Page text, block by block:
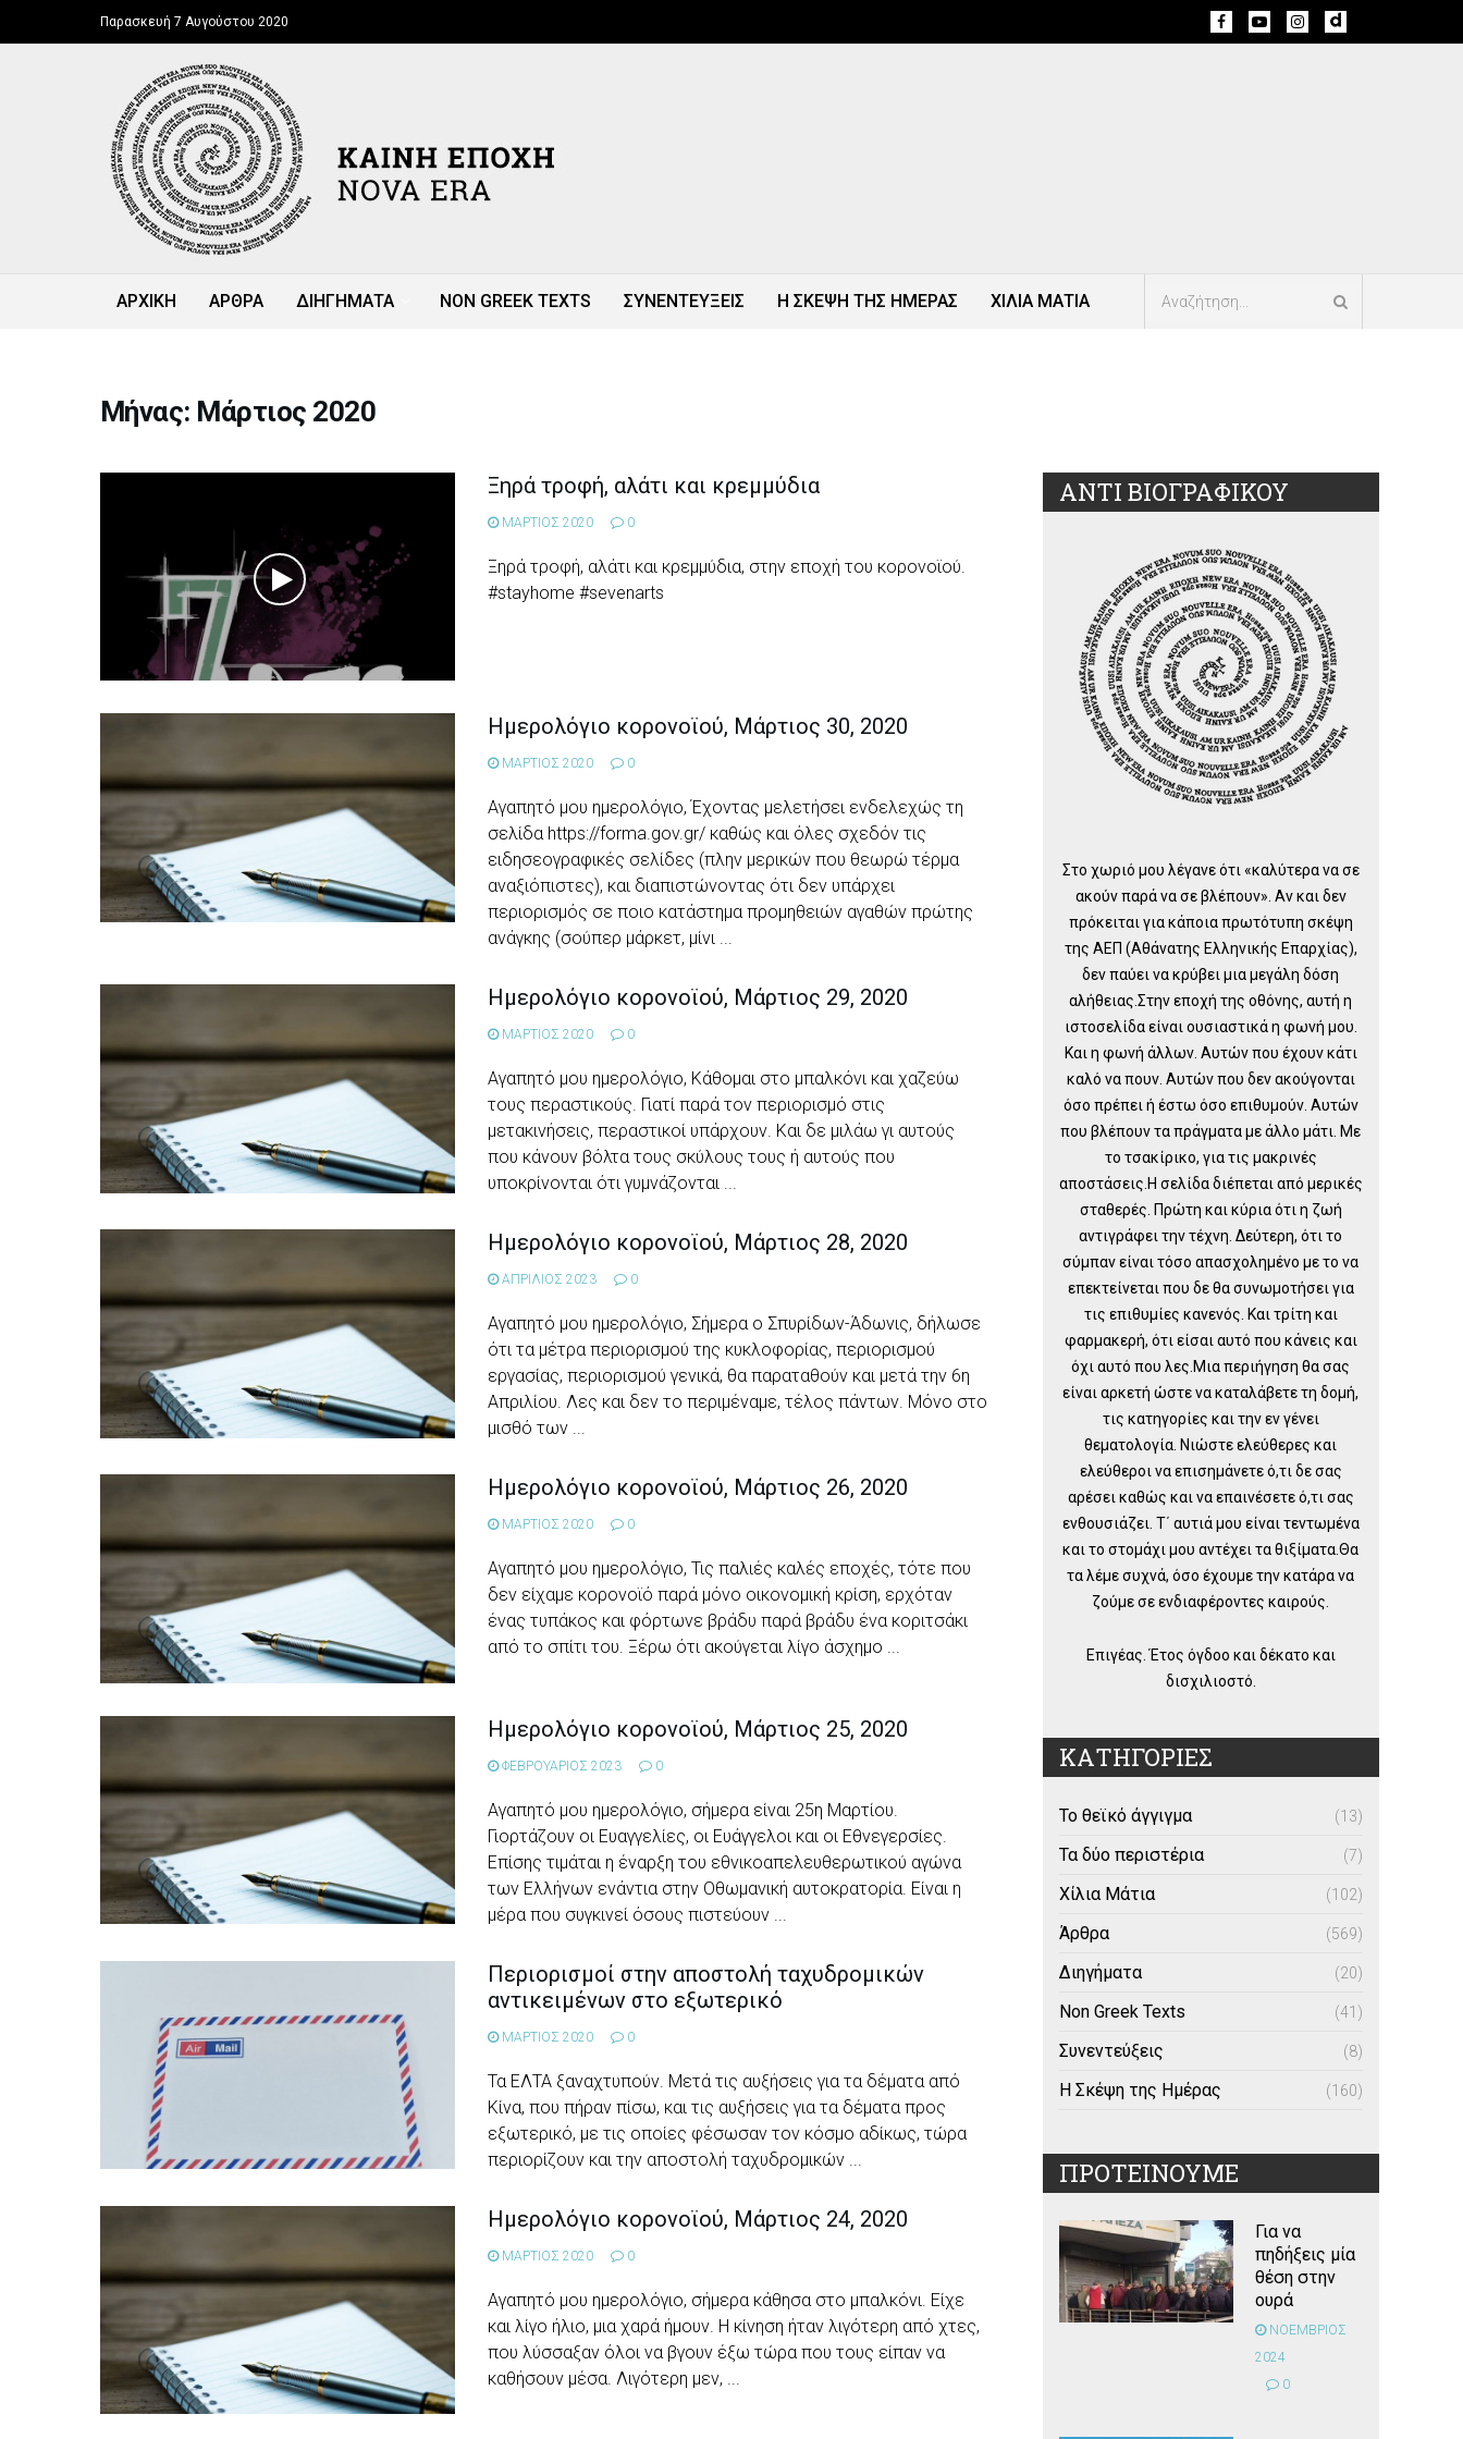
Παρασκευή 7 Αυγούστου 2020
ΑΡΧΙΚΗ ΑΡΘΡΑ ΔΙΗΓΗΜΑΤΑ NON GREEK TEXTS ΣΥΝΕΝΤΕΥΞΕΙΣ Η ΣΚΕΨΗ ΤΗΣ ΗΜΕΡΑΣ ΧΙΛΙΑ ΜΑΤΙΑ
Μήνας: Μάρτιος 2020
Ξηρά τροφή, αλάτι και κρεμμύδια
ΜΑΡΤΙΟΣ 2020 0
Ξηρά τροφή, αλάτι και κρεμμύδια, στην εποχή του κορονοϊού.
#stayhome #sevenarts
Ημερολόγιο κορονοϊού, Μάρτιος 30, 2020
ΜΑΡΤΙΟΣ 2020 0
Αγαπητό μου ημερολόγιο, Έχοντας μελετήσει ενδελεχώς τη
σελίδα https://forma.gov.gr/ καθώς και όλες σχεδόν τις
ειδησεογραφικές σελίδες (πλην μερικών που θεωρώ τέρμα
αναξιόπιστες), και διαπιστώνοντας ότι δεν υπάρχει
περιορισμός σε ποιο κατάστημα προμηθειών αγαθών πρώτης
ανάγκης (σούπερ μάρκετ, μίνι ...
Ημερολόγιο κορονοϊού, Μάρτιος 29, 2020
ΜΑΡΤΙΟΣ 2020 0
Αγαπητό μου ημερολόγιο, Κάθομαι στο μπαλκόνι και χαζεύω
τους περαστικούς. Γιατί παρά τον περιορισμό στις
μετακινήσεις, περαστικοί υπάρχουν. Και δε μιλάω γι αυτούς
που κάνουν βόλτα τους σκύλους τους ή αυτούς που
υποκρίνονται ότι γυμνάζονται ...
Ημερολόγιο κορονοϊού, Μάρτιος 28, 2020
ΑΠΡΙΛΙΟΣ 2023 0
Αγαπητό μου ημερολόγιο, Σήμερα ο Σπυρίδων-Άδωνις, δήλωσε
ότι τα μέτρα περιορισμού της κυκλοφορίας, περιορισμού
εργασίας, περιορισμού γενικά, θα παραταθούν και μετά την 6η
Απριλίου. Λες και δεν το περιμέναμε, τέλος πάντων. Μόνο στο
μισθό των ...
Ημερολόγιο κορονοϊού, Μάρτιος 26, 2020
ΜΑΡΤΙΟΣ 2020 0
Αγαπητό μου ημερολόγιο, Τις παλιές καλές εποχές, τότε που
δεν είχαμε κορονοϊό παρά μόνο οικονομική κρίση, ερχόταν
ένας τυπάκος και φόρτωνε βράδυ παρά βράδυ ένα κοριτσάκι
από το σπίτι του. Ξέρω ότι ακούγεται λίγο άσχημο ...
Ημερολόγιο κορονοϊού, Μάρτιος 25, 2020
ΦΕΒΡΟΥΑΡΙΟΣ 2023 0
Αγαπητό μου ημερολόγιο, σήμερα είναι 25η Μαρτίου.
Γιορτάζουν οι Ευαγγελίες, οι Ευάγγελοι και οι Εθνεγερσίες.
Επίσης τιμάται η έναρξη του εθνικοαπελευθερωτικού αγώνα
των Ελλήνων ενάντια στην Οθωμανική αυτοκρατορία. Είναι η
μέρα που συγκινεί όσους πιστεύουν ...
Περιορισμοί στην αποστολή ταχυδρομικών
αντικειμένων στο εξωτερικό
ΜΑΡΤΙΟΣ 2020 0
Τα ΕΛΤΑ ξαναχτυπούν. Μετά τις αυξήσεις για τα δέματα από
Κίνα, που πήραν πίσω, και τις αυξήσεις για τα δέματα προς
εξωτερικό, με τις οποίες φέσωσαν τον κόσμο αδίκως, τώρα
περιορίζουν και την αποστολή ταχυδρομικών ...
Ημερολόγιο κορονοϊού, Μάρτιος 24, 2020
ΜΑΡΤΙΟΣ 2020 0
Αγαπητό μου ημερολόγιο, σήμερα κάθησα στο μπαλκόνι. Είχε
και λίγο ήλιο, μια χαρά ήμουν. Η κίνηση ήταν λιγότερη από χτες,
που λύσσαξαν όλοι να βγουν έξω τώρα που τους είπαν να
καθήσουν μέσα. Λιγότερη μεν, ...
ΑΝΤΙ ΒΙΟΓΡΑΦΙΚΟΥ
Στο χωριό μου λέγανε ότι «καλύτερα να σε
ακούν παρά να σε βλέπουν». Αν και δεν
πρόκειται για κάποια πρωτότυπη σκέψη
της ΑΕΠ (Αθάνατης Ελληνικής Επαρχίας),
δεν παύει να κρύβει μια μεγάλη δόση
αλήθειας.Στην εποχή της οθόνης, αυτή η
ιστοσελίδα είναι ουσιαστικά η φωνή μου.
Και η φωνή άλλων. Αυτών που έχουν κάτι
καλό να πουν. Αυτών που δεν ακούγονται
όσο πρέπει ή έστω όσο επιθυμούν. Αυτών
που βλέπουν τα πράγματα με άλλο μάτι. Με
το τσακίρικο, για τις μακρινές
αποστάσεις.Η σελίδα διέπεται από μερικές
σταθερές. Πρώτη και κύρια ότι η ζωή
αντιγράφει την τέχνη. Δεύτερη, ότι το
σύμπαν είναι τόσο απασχολημένο με το να
επεκτείνεται που δε θα συνωμοτήσει για
τις επιθυμίες κανενός. Και τρίτη και
φαρμακερή, ότι είσαι αυτό που κάνεις και
όχι αυτό που λες.Μια περιήγηση θα σας
είναι αρκετή ώστε να καταλάβετε τη δομή,
τις κατηγορίες και την εν γένει
θεματολογία. Νιώστε ελεύθερες και
ελεύθεροι να επισημάνετε ό,τι δε σας
αρέσει καθώς και να επαινέσετε ό,τι σας
ενθουσιάζει. Τ΄ αυτιά μου είναι τεντωμένα
και το στομάχι μου αντέχει τα θιξίματα.Θα
τα λέμε συχνά, όσο έχουμε την κατάρα να
ζούμε σε ενδιαφέροντες καιρούς.
Επιγέας. Έτος όγδοο και δέκατο και
δισχιλιοστό.
ΚΑΤΗΓΟΡΙΕΣ
Το θεϊκό άγγιγμα (13)
Τα δύο περιστέρια (7)
Χίλια Μάτια (102)
Άρθρα (569)
Διηγήματα (20)
Non Greek Texts (41)
Συνεντεύξεις (8)
Η Σκέψη της Ημέρας (160)
ΠΡΟΤΕΙΝΟΥΜΕ
Για να
πηδήξεις μία
θέση στην
ουρά
ΝΟΕΜΒΡΙΟΣ
2024
0